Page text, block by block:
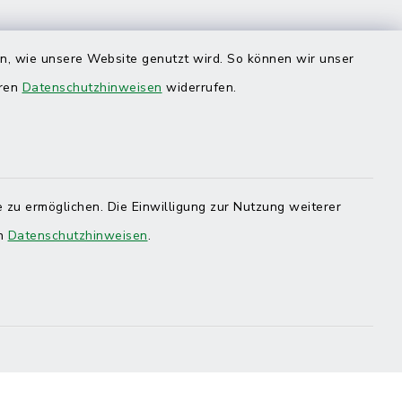
wie unsere Website genutzt wird. So können wir unser
Datenschutzhinweisen widerrufen.
ermöglichen. Die Einwilligung zur Nutzung weiterer
Datenschutzhinweisen.